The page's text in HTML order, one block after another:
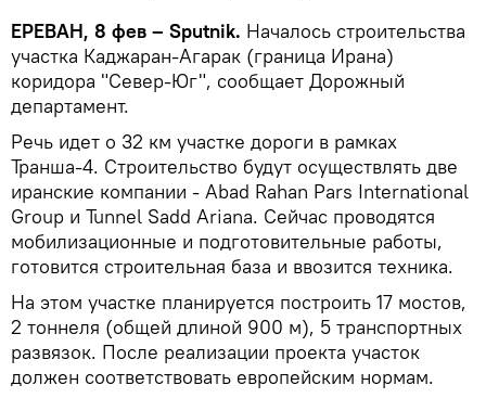
ЕРЕВАН, 8 фев – Sputnik. Началось строительства
участка Каджаран-Агарак (граница Ирана)
коридора "Север-Юг", сообщает Дорожный
департамент.
Речь идет о 32 км участке дороги в рамках
Транша-4. Строительство будут осуществлять две
иранские компании - Abad Rahan Pars International
Group и Tunnel Sadd Ariana. Сейчас проводятся
мобилизационные и подготовительные работы,
готовится строительная база и ввозится техника.
На этом участке планируется построить 17 мостов,
2 тоннеля (общей длиной 900 м), 5 транспортных
развязок. После реализации проекта участок
должен соответствовать европейским нормам.